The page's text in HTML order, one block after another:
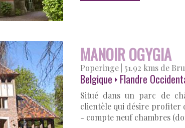
MANOIR OGYGIA
Poperinge 51.92 kms de
Belgique Flandre
Situé dans un parc de
clientèle qui désire profiter
- compte neuf chambres